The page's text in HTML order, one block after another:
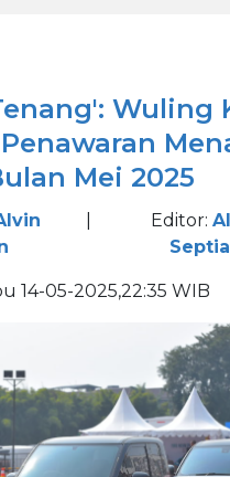
Wuling
Mei 2025
Editor:
14-05-2025,22:35 WIB